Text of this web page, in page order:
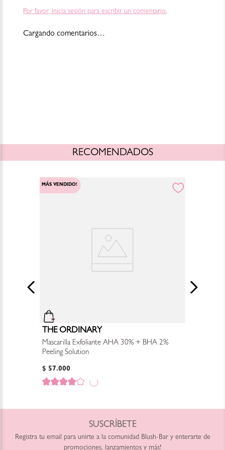
Platensis Extract, Jania Rubens Extract, Tocopherol, Panthenol,
Para consultar la información más actualizada y completa, por favor
Por favor, inicia sesión para escribir un comentario.
Cargando comentarios…
RECOMENDADOS
MÁS VENDIDO!
THE ORDINARY
Mascarilla Exfoliante AHA 30% + BHA 2%
Peeling Solution
$ 57.000
SUSCRÍBETE
Registra tu email para unirte a la comunidad Blush-Bar y enterarte de
promociones, lanzamientos y más!